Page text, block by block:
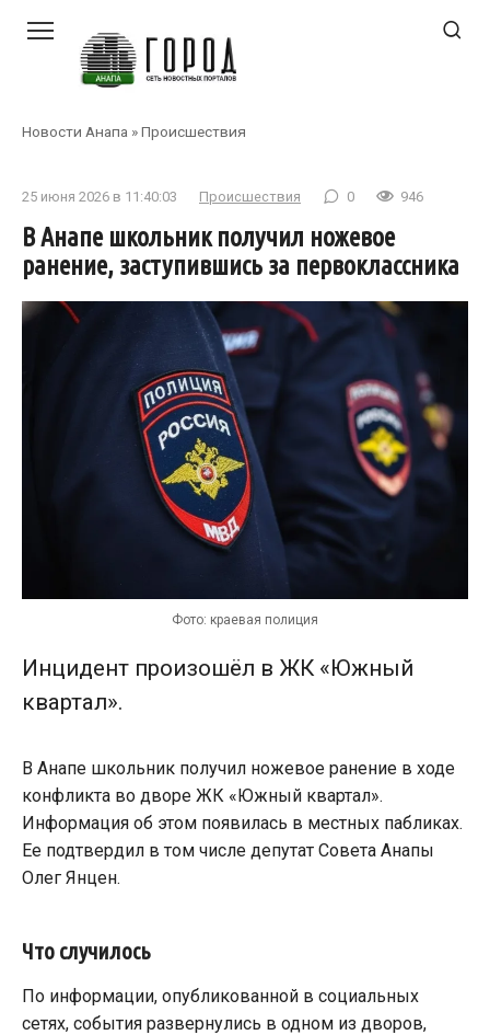
Новости Анапа »Происшествия
25 июня 2026 в 11:40:03 Происшествия 0 946
В Анапе школьник получил ножевое
ранение, заступившись за первоклассника
Фото: краевая полиция
Инцидент произошёл в ЖК «Южный
квартал».
В Анапе школьник получил ножевое ранение в ходе
конфликта во дворе ЖК «Южный квартал».
Информация об этом появилась в местных пабликах.
Ее подтвердил в том числе депутат Совета Анапы
Олег Янцен.
Что случилось
По информации, опубликованной в социальных
сетях, события развернулись в одном из дворов,